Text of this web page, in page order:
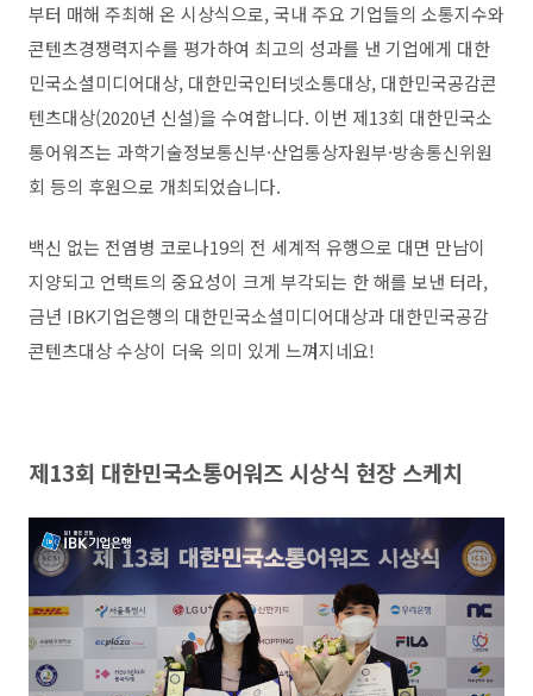
부터 매해 주최해 온 시상식으로, 국내 주요 기업들의 소통지수와
콘텐츠경쟁력지수를 평가하여 최고의 성과를 낸 기업에게 대한
민국소셜미디어대상, 대한민국인터넷소통대상, 대한민국공감콘
텐츠대상(2020년 신설)을 수여합니다. 이번 제13회 대한민국소
통어워즈는 과학기술정보통신부·산업통상자원부·방송통신위원
회 등의 후원으로 개최되었습니다.
백신 없는 전염병 코로나19의 전 세계적 유행으로 대면 만남이
지양되고 언택트의 중요성이 크게 부각되는 한 해를 보낸 터라,
금년 IBK기업은행의 대한민국소셜미디어대상과 대한민국공감
콘텐츠대상 수상이 더욱 의미 있게 느껴지네요!
제13회 대한민국소통어워즈 시상식 현장 스케치